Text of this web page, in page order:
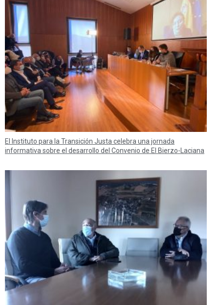
El Instituto para la Transición Justa celebra una jornada
informativa sobre el desarrollo del Convenio de El Bierzo-Laciana